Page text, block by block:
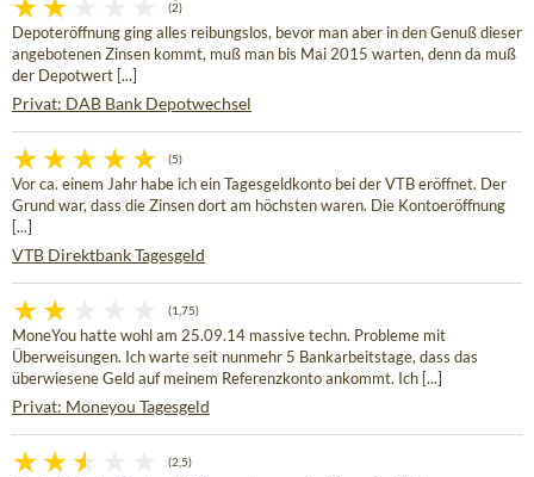
(2)
Depoteröffnung ging alles reibungslos, bevor man aber in den Genuß dieser
angebotenen Zinsen kommt, muß man bis Mai 2015 warten, denn da muß
der Depotwert [...]
Privat: DAB Bank Depotwechsel
(5)
Vor ca. einem Jahr habe ich ein Tagesgeldkonto bei der VTB eröffnet. Der
Grund war, dass die Zinsen dort am höchsten waren. Die Kontoeröffnung
[...]
VTB Direktbank Tagesgeld
(1,75)
MoneYou hatte wohl am 25.09.14 massive techn. Probleme mit
Überweisungen. Ich warte seit nunmehr 5 Bankarbeitstage, dass das
überwiesene Geld auf meinem Referenzkonto ankommt. Ich [...]
Privat: Moneyou Tagesgeld
(2,5)